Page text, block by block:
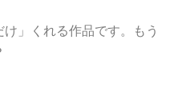
」くれる作品です。もう